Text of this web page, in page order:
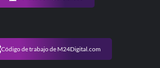
Código de trabajo de M24Digital.com